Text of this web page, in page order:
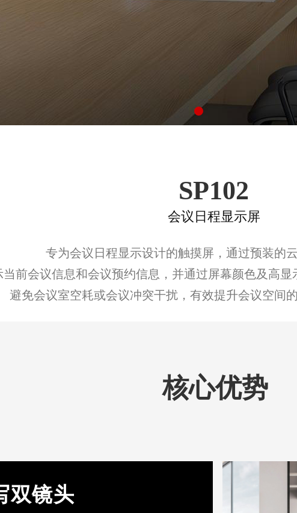
SP102
会议日程显示屏
专为会议日程显示设计的触摸屏，通过预装的
前会议信息和会议预约信息， 并通过屏幕颜色及高显
避免会议室空耗或会议冲突干扰，有效提升会议空间
核心优势
双镜头